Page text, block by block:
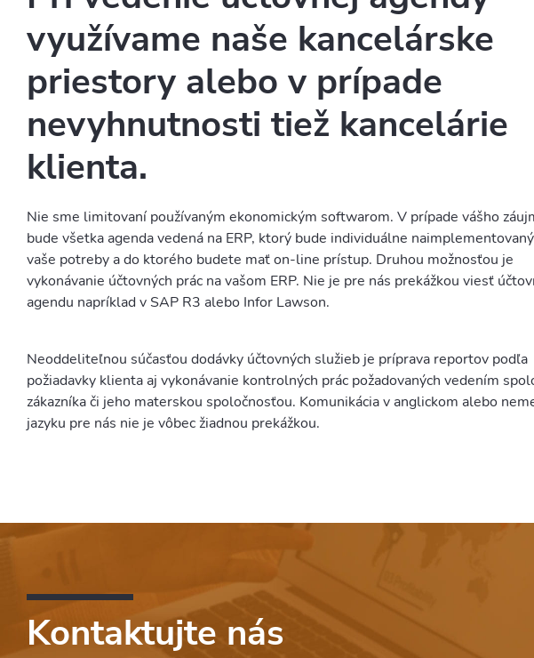
využívame naše kancelárske
priestory alebo v prípade
nevyhnutnosti tiež kancelárie
klienta.
Nie sme limitovaní používaným ekonomickým softwarom. V prípade vášho
bude všetka agenda vedená na ERP, ktorý bude individuálne
vaše potreby a do ktorého budete mať on-line prístup. Druhou možnosťou je
vykonávanie účtovných prác na vašom ERP. Nie je pre nás prekážkou viesť
agendu napríklad v SAP R3 alebo Infor Lawson.
Neoddeliteľnou súčasťou dodávky účtovných služieb je príprava reportov podľa
požiadavky klienta aj vykonávanie kontrolných prác požadovaných vedením
zákazníka či jeho materskou spoločnosťou. Komunikácia v anglickom alebo
jazyku pre nás nie je vôbec žiadnou prekážkou.
Kontaktujte nás